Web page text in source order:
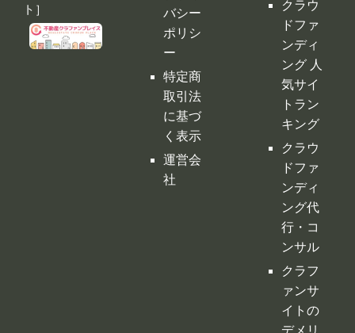
く表示
運営会
社
クラウ
ドファ
ンディ
ング代
行・コ
ンサル
クラフ
ァンサ
イトの
デメリ
ット
クラウ
ドファ
ンディ
ングの
税金